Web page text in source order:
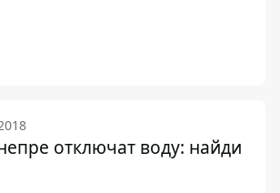
отключат воду: найди